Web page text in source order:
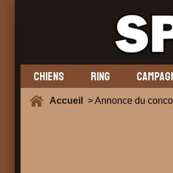
CHIENS RING
Accueil > Annonce du